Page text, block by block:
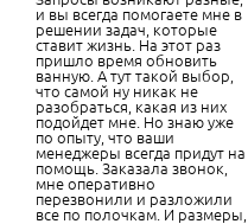
и вы всегда помогаете мне в
решении задач, которые
ставит жизнь. На этот раз
пришло время обновить
ванную. А тут такой выбор,
что самой ну никак не
разобраться, какая из них
подойдет мне. Но знаю уже
по опыту, что ваши
менеджеры всегда придут на
помощь. Заказала звонок,
мне оперативно
перезвонили и разложили
все по полочкам. И размеры,